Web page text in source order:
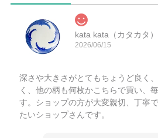
kata kata（カタカタ
2026/06/15
深さや大きさがとてもちょうど良く
く、他の柄も何枚かこちらで買い、
す。ショップの方が大変親切、丁寧
たいショップさんです。